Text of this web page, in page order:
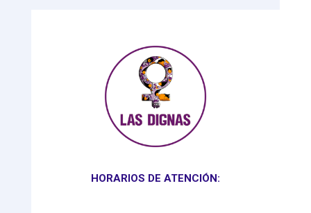
HORARIOS DE ATENCIÓN: